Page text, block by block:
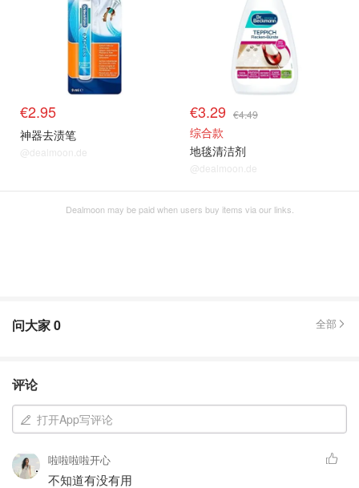
€2.95
神器去渍笔
@dealmoon.de
€3.29 €4.49
综合款
地毯清洁剂
@dealmoon.de
Dealmoon may be paid when users buy items via our links.
问大家0 全部
评论
打开App写评论
啦啦啦啦开心
不知道有没有用